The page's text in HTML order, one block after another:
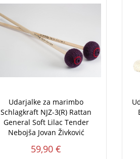
Udarjalke za marimbo
Schlagkraft NJZ-3(R) Rattan
General Soft Lilac Tender
Nebojša Jovan Živković
59,90 €